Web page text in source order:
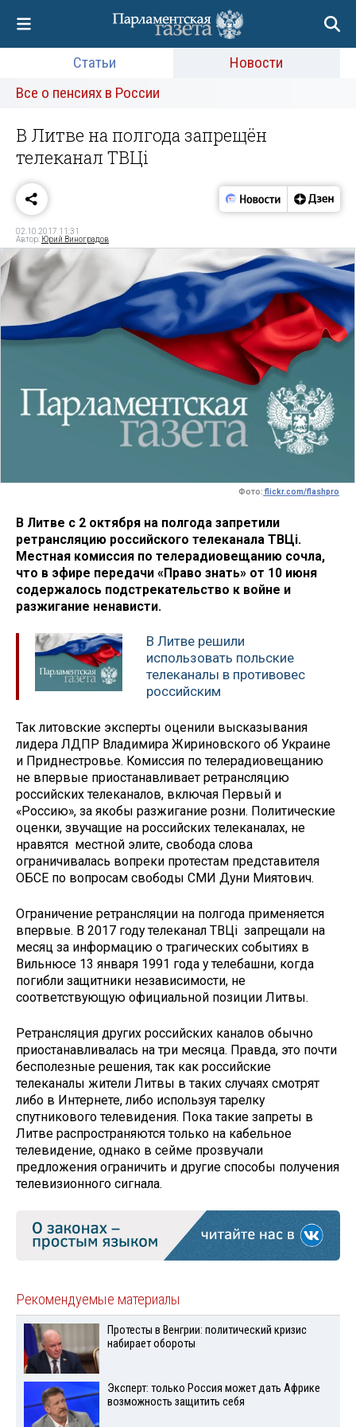
Статьи
Новости
Все о пенсиях в России
В Литве на полгода запрещён
телеканал ТВЦi
02.10.2017 11:31
Автор: Юрий Виноградов
Фото: flickr.com/flashpro
В Литве с 2 октября на полгода запретили
ретрансляцию российского телеканала ТВЦi.
Местная комиссия по телерадиовещанию сочла,
что в эфире передачи «Право знать» от 10 июня
содержалось подстрекательство к войне и
разжигание ненависти.
В Литве решили
использовать польские
телеканалы в противовес
российским
Так литовские эксперты оценили высказывания
лидера ЛДПР Владимира Жириновского об Украине
и Приднестровье. Комиссия по телерадиовещанию
не впервые приостанавливает ретрансляцию
российских телеканалов, включая Первый и
«Россию», за якобы разжигание розни. Политические
оценки, звучащие на российских телеканалах, не
нравятся местной элите, свобода слова
ограничивалась вопреки протестам представителя
ОБСЕ по вопросам свободы СМИ Дуни Миятович.
Ограничение ретрансляции на полгода применяется
впервые. В 2017 году телеканал ТВЦi запрещали на
месяц за информацию о трагических событиях в
Вильнюсе 13 января 1991 года у телебашни, когда
погибли защитники независимости, не
соответствующую официальной позиции Литвы.
Ретрансляция других российских каналов обычно
приостанавливалась на три месяца. Правда, это почти
бесполезные решения, так как российские
телеканалы жители Литвы в таких случаях смотрят
либо в Интернете, либо используя тарелку
спутникового телевидения. Пока такие запреты в
Литве распространяются только на кабельное
телевидение, однако в сейме прозвучали
предложения ограничить и другие способы получения
телевизионного сигнала.
Рекомендуемые материалы
Протесты в Венгрии: политический кризис
набирает обороты
Эксперт: только Россия может дать Африке
возможность защитить себя